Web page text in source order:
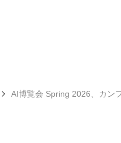
AI博覧会 Spring 2026、カン